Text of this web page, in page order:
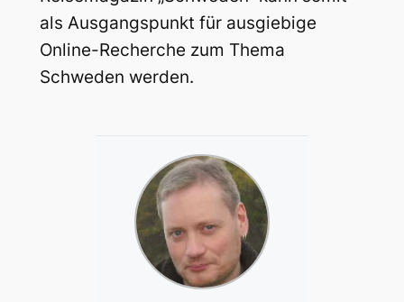
als Ausgangspunkt für ausgiebige
Online-Recherche zum Thema
Schweden werden.